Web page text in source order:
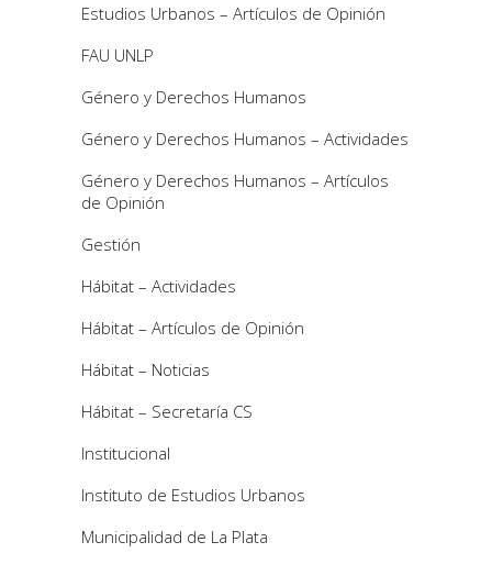
Estudios Urbanos – Artículos de Opinión
FAU UNLP
Género y Derechos Humanos
Género y Derechos Humanos – Actividades
Género y Derechos Humanos – Artículos
de Opinión
Gestión
Hábitat – Actividades
Hábitat – Artículos de Opinión
Hábitat – Noticias
Hábitat – Secretaría CS
Institucional
Instituto de Estudios Urbanos
Municipalidad de La Plata